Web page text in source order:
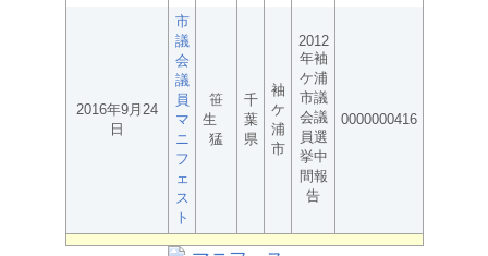
2016年9月24
日
市
議
会
議
員
マ
ニ
フ
ェ
ス
ト
笹
生
猛
千
葉
県
袖
ケ
浦
市
2012
年袖
ケ浦
市議
会議
員選
挙中
間報
告
0000000416